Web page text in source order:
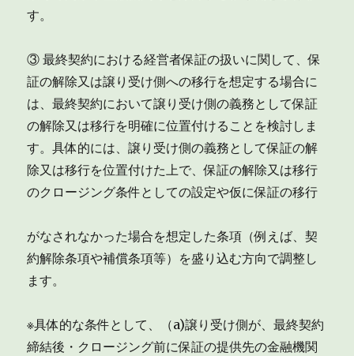
す。
③ 最終契約における経営者保証の扱いに関して、保
証の解除又は譲り受け側への移行を想定する場合に
は、最終契約において譲り受け側の義務として保証
の解除又は移行を明確に位置付けることを検討しま
す。具体的には、譲り受け側の義務として保証の解
除又は移行を位置付けた上で、保証の解除又は移行
のクロージング条件としての設定や仮に保証の移行
がなされなかった場合を想定した条項（例えば、契
約解除条項や補償条項等）を盛り込む方向で調整し
ます。
※具体的な条件として、（a)譲り受け側が、最終契約
締結後・クロージング前に保証の提供先の金融機関